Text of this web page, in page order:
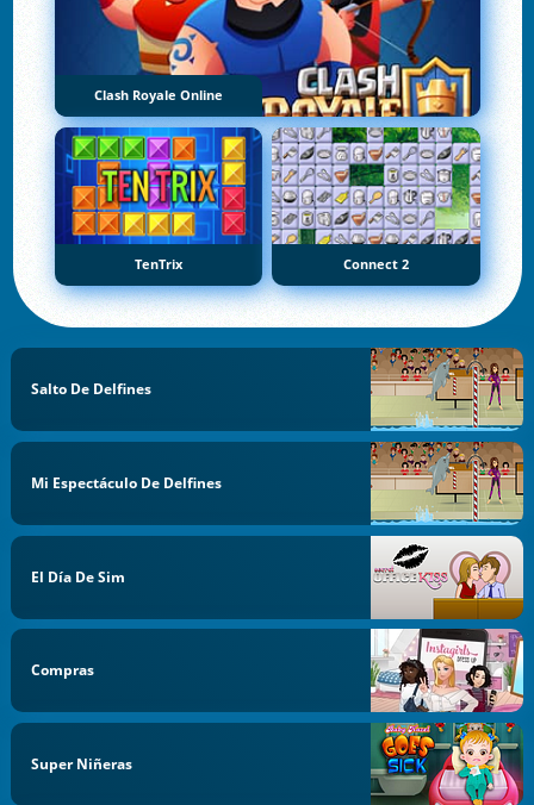
Clash Royale Online
TenTrix Connect 2
Salto De Delfines
Mi Espectáculo De Delfines
El Día De Sim
Compras
Super Niñeras